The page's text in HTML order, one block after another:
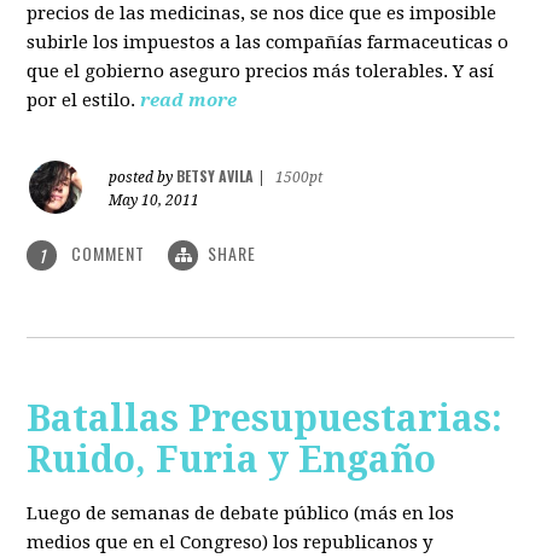
precios de las medicinas, se nos dice que es imposible
subirle los impuestos a las compañías farmaceuticas o
que el gobierno aseguro precios más tolerables. Y así
por el estilo. read more
posted by BETSY AVILA
1500pt
May 10, 2011
1 COMMENT SHARE
Batallas Presupuestarias:
Ruido, Furia y Engaño
Luego de semanas de debate público (más en los
medios que en el Congreso) los republicanos y